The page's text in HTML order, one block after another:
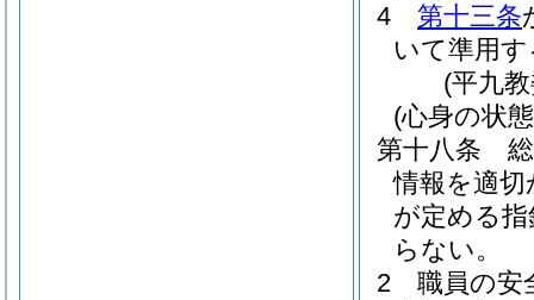
4
第十三条
いて準用
(平九
(心身の状
第十八条
情報を適
が定める
らない。
2
職員の安